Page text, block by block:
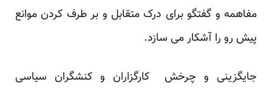
مفاهمه و گفتگو برای درک متقابل و بر طرف کردن موانع
پیش رو را آشکار می سازد.
جایگزینی و چرخش کارگزاران و کنشگران سیاسی